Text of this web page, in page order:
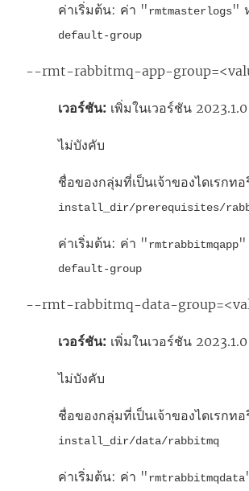
ค่าเริ่มต้น: ค่า "rmtmasterlogs"
default-group
--rmt-rabbitmq-app-
เวอร์ชัน: เพิ่มในเวอร์ชัน 2023.1.0
ไม่บังคับ
ชื่อของกลุ่มที่เป็นเจ้าของไดเรกทอ
install_dir/prerequisites/
ค่าเริ่มต้น: ค่า "rmtrabbitmqapp"
default-group
--rmt-rabbitmq-data-
เวอร์ชัน: เพิ่มในเวอร์ชัน 2023.1.0
ไม่บังคับ
ชื่อของกลุ่มที่เป็นเจ้าของไดเรกทอ
install_dir/data/rabbitmq
ค่าเริ่มต้น: ค่า "rmtrabbitmqdata